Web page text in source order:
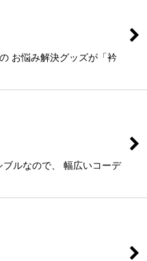
お悩み解決グッズが「衿
ルなので、 幅広いコーデ